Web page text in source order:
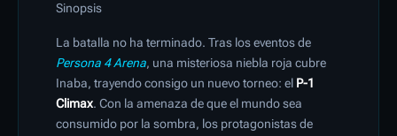
Sinopsis
La batalla no ha terminado. Tras los eventos de
Persona 4 Arena, una misteriosa niebla roja cubre
Inaba, trayendo consigo un nuevo torneo: el P-1
Climax. Con la amenaza de que el mundo sea
consumido por la sombra, los protagonistas de